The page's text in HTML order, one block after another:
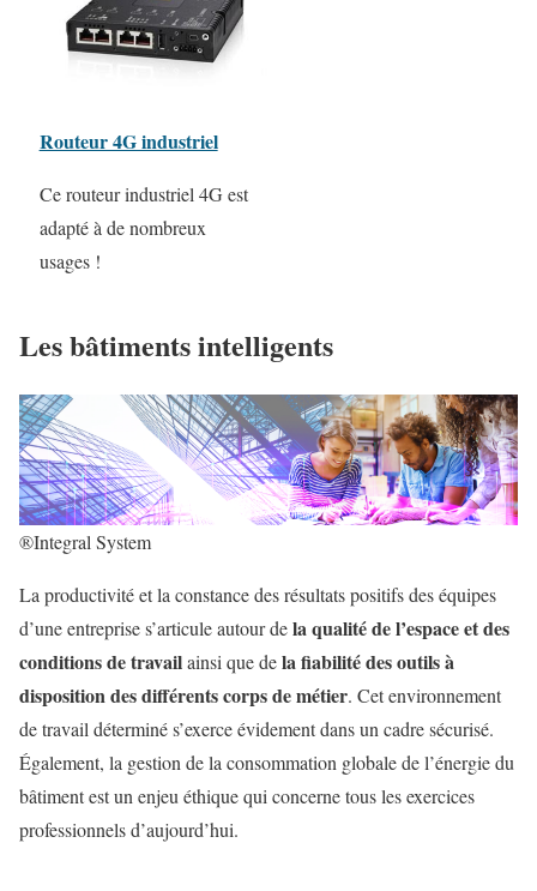
Routeur 4G industriel
Ce routeur industriel 4G est
adapté à de nombreux
usages !
Les bâtiments intelligents
®Integral System
La productivité et la constance des résultats positifs des équipes
d’une entreprise s’articule autour dela qualité de l’espace et des
conditions de travailainsi que dela fiabilité des outils à
disposition des différents corps de métier. Cet environnement
de travail déterminé s’exerce évidement dans un cadre sécurisé.
Également, la gestion de la consommation globale de l’énergie du
bâtiment est un enjeu éthique qui concerne tous les exercices
professionnels d’aujourd’hui.